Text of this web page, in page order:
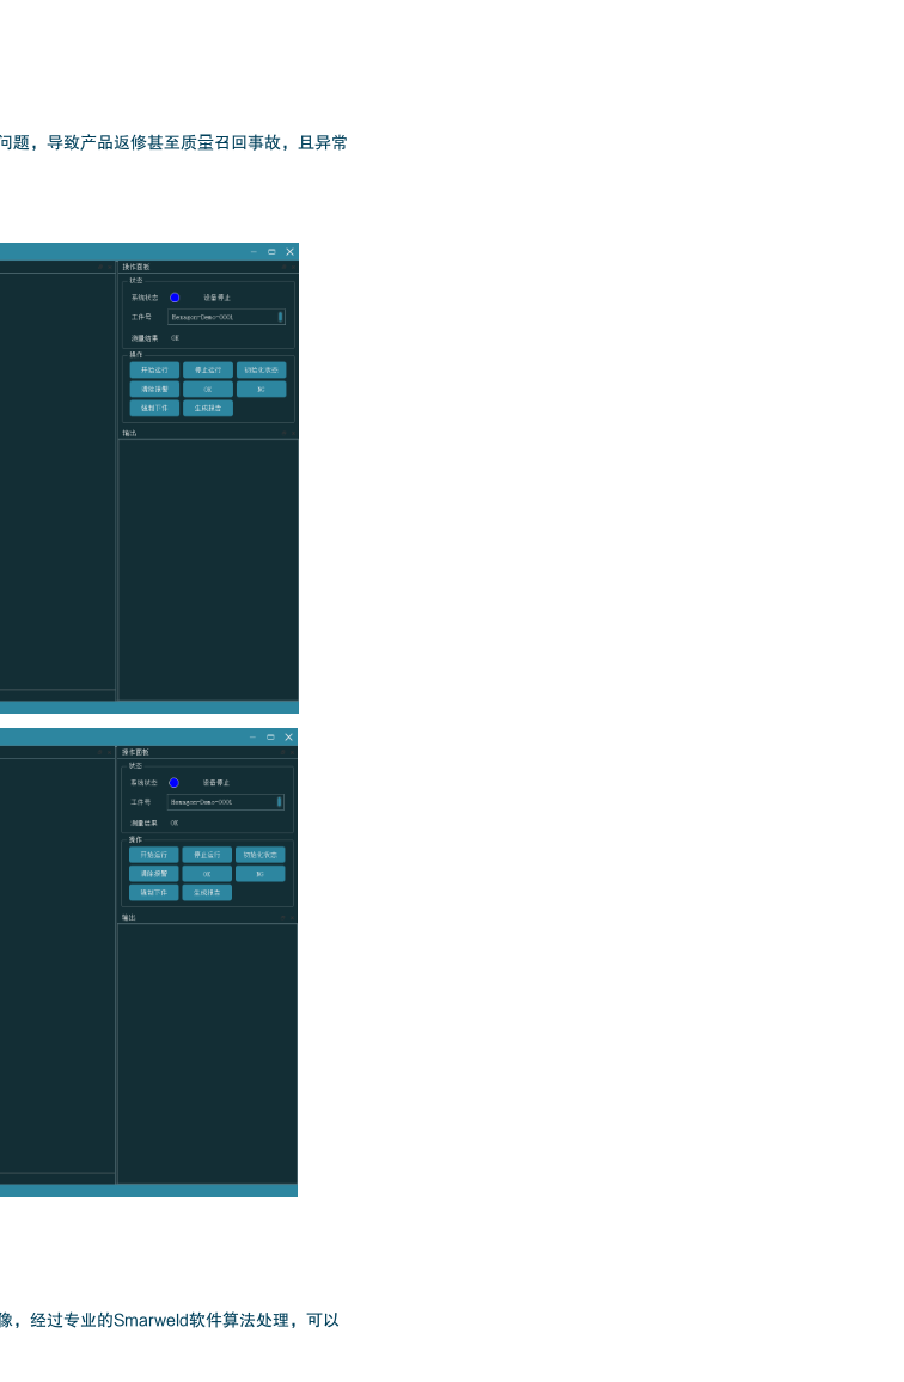
题，导致产品返修甚至质量召回事故，且异常
，经过专业的Smarweld软件算法处理，可以